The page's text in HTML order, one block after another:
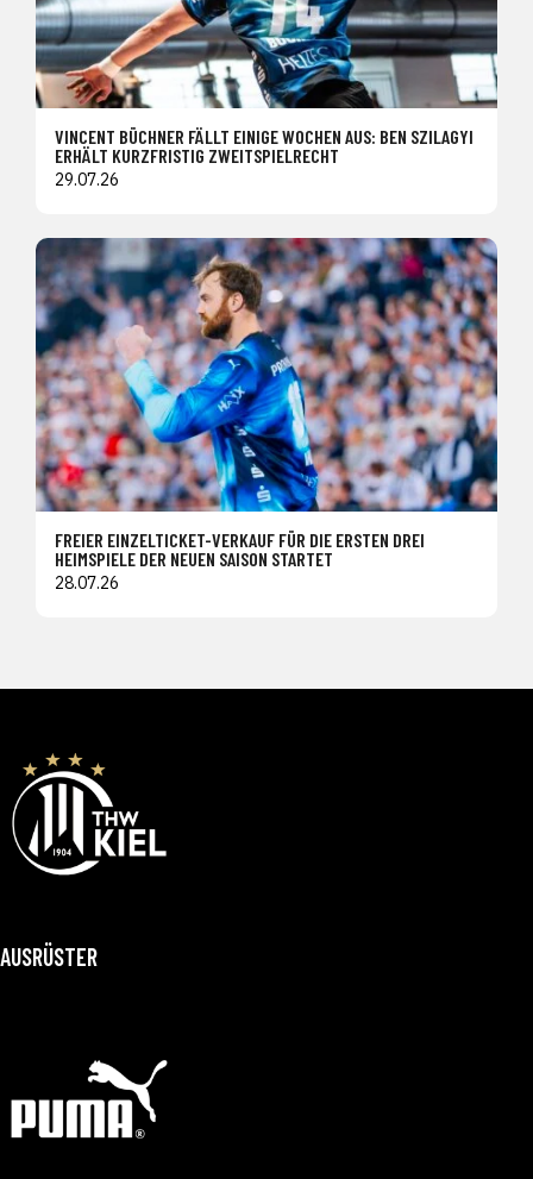
VINCENT BÜCHNER FÄLLT EINIGE WOCHEN AUS: BEN SZILAGYI
ERHÄLT KURZFRISTIG ZWEITSPIELRECHT
29.07.26
FREIER EINZELTICKET-VERKAUF FÜR DIE ERSTEN DREI
HEIMSPIELE DER NEUEN SAISON STARTET
28.07.26
AUSRÜSTER